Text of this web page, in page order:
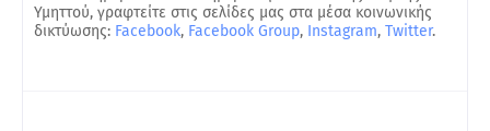
Υμηττού, γραφτείτε στις σελίδες μας στα μέσα κοινωνικής
δικτύωσης: Facebook, Facebook Group, Instagram, Twitter.